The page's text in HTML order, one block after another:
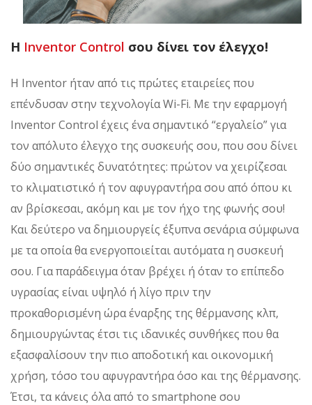
H Inventor Control σου δίνει τον έλεγχο!
Η Inventor ήταν από τις πρώτες εταιρείες που
επένδυσαν στην τεχνολογία Wi-Fi. Με την εφαρμογή
Inventor Control έχεις ένα σημαντικό “εργαλείο” για
τον απόλυτο έλεγχο της συσκευής σου, που σου δίνει
δύο σημαντικές δυνατότητες: πρώτον να χειρίζεσαι
το κλιματιστικό ή τον αφυγραντήρα σου από όπου κι
αν βρίσκεσαι, ακόμη και με τον ήχο της φωνής σου!
Και δεύτερο να δημιουργείς έξυπνα σενάρια σύμφωνα
με τα οποία θα ενεργοποιείται αυτόματα η συσκευή
σου. Για παράδειγμα όταν βρέχει ή όταν το επίπεδο
υγρασίας είναι υψηλό ή λίγο πριν την
προκαθορισμένη ώρα έναρξης της θέρμανσης κλπ,
δημιουργώντας έτσι τις ιδανικές συνθήκες που θα
εξασφαλίσουν την πιο αποδοτική και οικονομική
χρήση, τόσο του αφυγραντήρα όσο και της θέρμανσης.
Έτσι, τα κάνεις όλα από το smartphone σου